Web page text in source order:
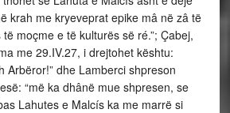
krah me kryeveprat epike mâ në zâ të
moçme e të kulturës së ré.”; Çabej,
me 29.IV.27, i drejtohet kështu:
Arbëror!” dhe Lamberci shpreson
“më ka dhânë mue shpresen, se
Lahutes e Malcís ka me marrë si